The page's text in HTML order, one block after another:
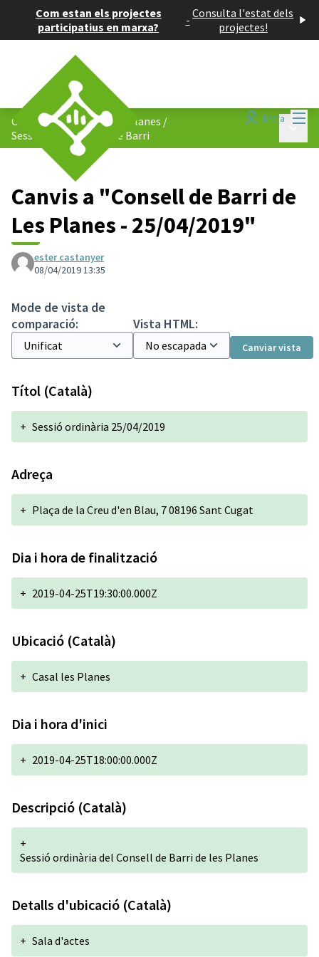
Com estan els projectes
participatius en marxa?
- Consulta l'estat dels
projectes!
Entra
Consell de Barris de Les Planes /
Sessions del Consell de Barri
Canvis a "Consell de Barri de
Les Planes - 25/04/2019"
ester castanyer
08/04/2019 13:35
Mode de vista de
comparació:
Vista HTML:
Canviar vista
Títol (Català)
+ Sessió ordinària 25/04/2019
Adreça
+ Plaça de la Creu d'en Blau, 7 08196 Sant Cugat
Dia i hora de finalització
+ 2019-04-25T19:30:00.000Z
Ubicació (Català)
+ Casal les Planes
Dia i hora d'inici
+ 2019-04-25T18:00:00.000Z
Descripció (Català)
+
Sessió ordinària del Consell de Barri de les Planes
Detalls d'ubicació (Català)
+ Sala d'actes